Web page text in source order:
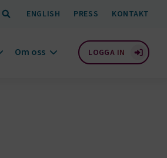
ENGLISH PRESS KONTAKT
Om oss LOGGA IN